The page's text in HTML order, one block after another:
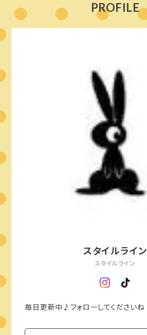
PROFILE
スタイルライン
スタイルライン
毎日更新中♪フォローしてくださいね